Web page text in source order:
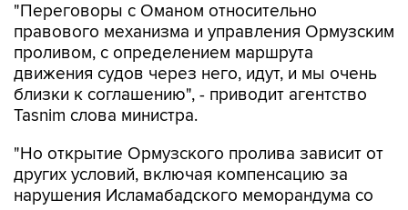
"Переговоры с Оманом относительно
правового механизма и управления Ормузским
проливом, с определением маршрута
движения судов через него, идут, и мы очень
близки к соглашению", - приводит агентство
Tasnim слова министра.
"Но открытие Ормузского пролива зависит от
других условий, включая компенсацию за
нарушения Исламабадского меморандума со